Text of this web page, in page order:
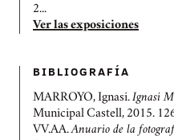
2...
Ver las exposiciones
BIBLIOGRAFÍ­A
MARROYO, Ignasi. Ignasi
Municipal Castell, 2015.
VV.AA.Anuario de la